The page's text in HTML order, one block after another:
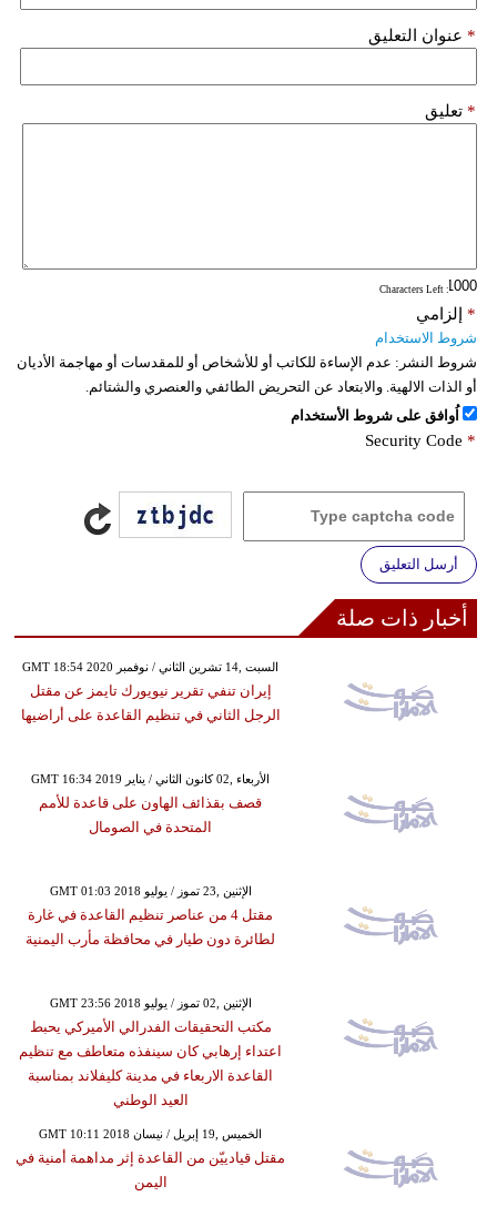
عنوان التعليق *
تعليق *
: Characters Left
إلزامي *
شروط الاستخدام
شروط النشر: عدم الإساءة للكاتب أو للأشخاص أو للمقدسات أو مهاجمة الأديان
أو الذات الالهية. والابتعاد عن التحريض الطائفي والعنصري والشتائم.
اُوافق على شروط الأستخدام
Security Code *
أرسل التعليق
أخبار ذات صلة
GMT 18:54 2020 السبت ,14 تشرين الثاني / نوفمبر
إيران تنفي تقرير نيويورك تايمز عن مقتل
الرجل الثاني في تنظيم القاعدة على أراضيها
GMT 16:34 2019 الأربعاء ,02 كانون الثاني / يناير
قصف بقذائف الهاون على قاعدة للأمم
المتحدة في الصومال
GMT 01:03 2018 الإثنين ,23 تموز / يوليو
مقتل 4 من عناصر تنظيم القاعدة في غارة
لطائرة دون طيار في محافظة مأرب اليمنية
GMT 23:56 2018 الإثنين ,02 تموز / يوليو
مكتب التحقيقات الفدرالي الأميركي يحبط
اعتداء إرهابي كان سينفذه متعاطف مع تنظيم
القاعدة الاربعاء في مدينة كليفلاند بمناسبة
العيد الوطني
GMT 10:11 2018 الخميس ,19 إبريل / نيسان
مقتل قيادييّن من القاعدة إثر مداهمة أمنية في
اليمن